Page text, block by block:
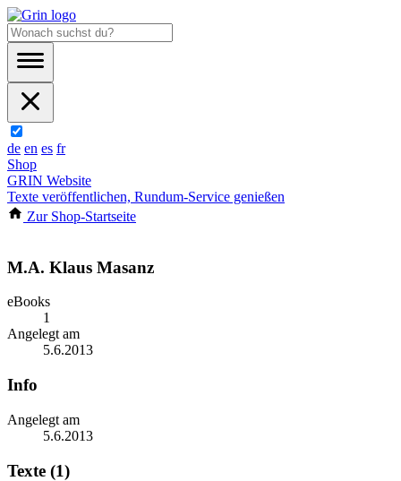
de en es fr
Shop
GRIN Website
Texte veröffentlichen, Rundum-Service genießen
Zur Shop-Startseite
M.A. Klaus Masanz
eBooks
1
Angelegt am
5.6.2013
Info
Angelegt am
5.6.2013
Texte (1)